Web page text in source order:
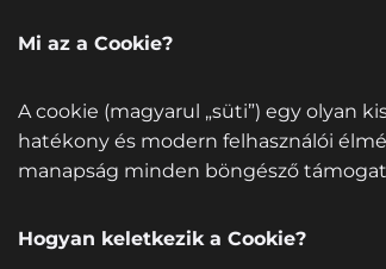
Mi az a Cookie?
A cookie (magyarul „süti”) egy olyan
hatékony és modern felhasználói
manapság minden böngésző
Hogyan keletkezik a Cookie?